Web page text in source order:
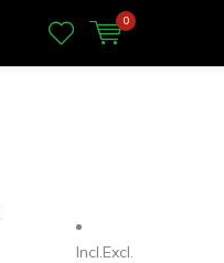
0
Incl.Excl.